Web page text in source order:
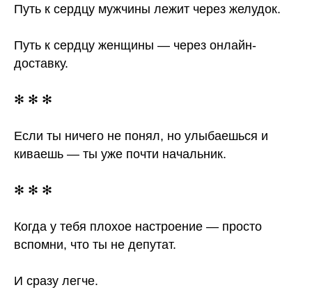
Путь к сердцу мужчины лежит через желудок.
Путь к сердцу женщины — через онлайн-
доставку.
✻ ✻ ✻
Если ты ничего не понял, но улыбаешься и
киваешь — ты уже почти начальник.
✻ ✻ ✻
Когда у тебя плохое настроение — просто
вспомни, что ты не депутат.
И сразу легче.